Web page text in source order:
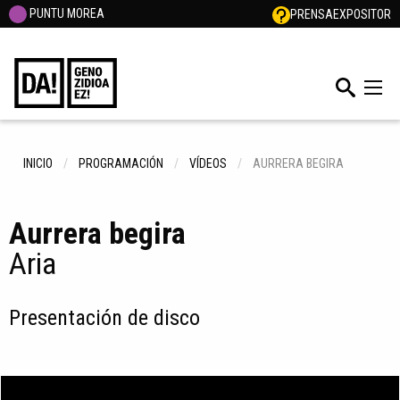
PUNTU MOREA PRENSAEXPOSITOR
INICIO PROGRAMACIÓN VÍDEOS AURRERA BEGIRA
Aurrera begira
Aria
Presentación de disco